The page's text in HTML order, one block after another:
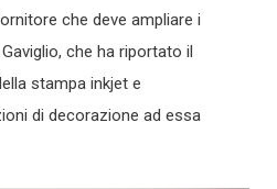
che deve ampliare i
che ha riportato il
stampa inkjet e
di decorazione ad essa